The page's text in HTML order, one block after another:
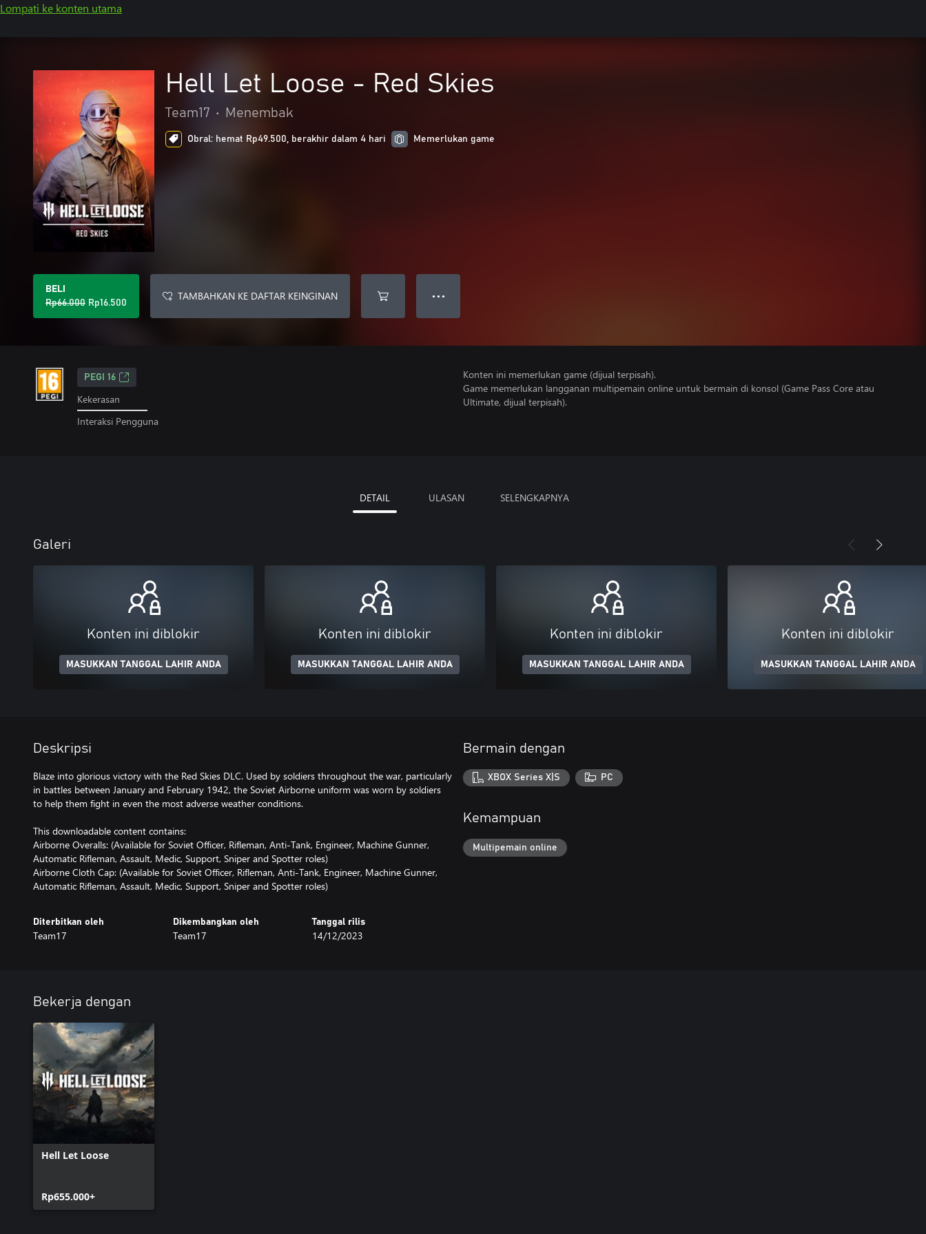
Lompati ke konten utama
Hell Let Loose - Red Skies
Team17 • Menembak
Obral: hemat Rp49.500, berakhir dalam 4 hari Memerlukan game
BELI
Rp66.000 Rp16.500
TAMBAHKAN KE DAFTAR KEINGINAN ● ● ●
PEGI 16
Kekerasan
Interaksi Pengguna
Konten ini memerlukan game (dijual terpisah).
Game memerlukan langganan multipemain online untuk bermain di konsol (Game Pass Core atau
Ultimate, dijual terpisah).
DETAIL ULASAN SELENGKAPNYA
Galeri
Konten ini diblokir
MASUKKAN TANGGAL LAHIR ANDA
Konten ini diblokir
MASUKKAN TANGGAL LAHIR ANDA
Konten ini diblokir
MASUKKAN TANGGAL LAHIR ANDA
Konten ini diblokir
MASUKKAN TANGGAL LAHIR ANDA
Deskripsi
Blaze into glorious victory with the Red Skies DLC. Used by soldiers throughout the war, particularly
in battles between January and February 1942, the Soviet Airborne uniform was worn by soldiers
to help them fight in even the most adverse weather conditions.
This downloadable content contains:
Airborne Overalls: (Available for Soviet Officer, Rifleman, Anti-Tank, Engineer, Machine Gunner,
Automatic Rifleman, Assault, Medic, Support, Sniper and Spotter roles)
Airborne Cloth Cap: (Available for Soviet Officer, Rifleman, Anti-Tank, Engineer, Machine Gunner,
Automatic Rifleman, Assault, Medic, Support, Sniper and Spotter roles)
Diterbitkan oleh
Team17
Dikembangkan oleh
Team17
Tanggal rilis
14/12/2023
Bermain dengan
XBOX Series X|S PC
Kemampuan
Multipemain online
Bekerja dengan
Hell Let Loose
Rp655.000+